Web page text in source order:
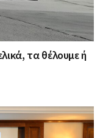
τα θέλουμε ή